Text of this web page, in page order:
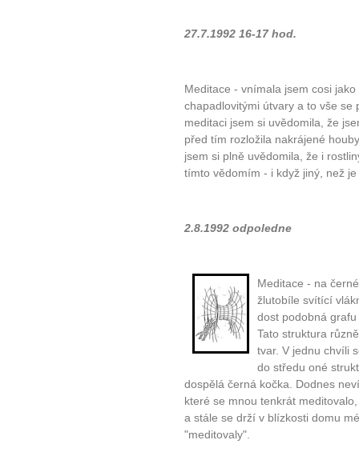
27.7.1992 16-17 hod.
Meditace - vnímala jsem cosi
chapadlovitými útvary a to vše se
meditaci jsem si uvědomila, že
před tím rozložila nakrájené
jsem si plně uvědomila, že i
tímto vědomím - i když jiný, než
2.8.1992 odpoledne
Meditace - na
žlutobíle svítící
dost podobná
Tato struktura
tvar. V jednu chvíli
do středu oné
dospělá černá kočka. Dodnes
které se mnou tenkrát
a stále se drží v blízkosti domu
"meditovaly".